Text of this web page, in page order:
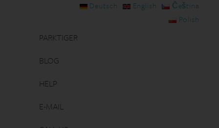
Deutsch English
Čeština
Polish
PARKTIGER
BLOG
HELP
E-MAIL